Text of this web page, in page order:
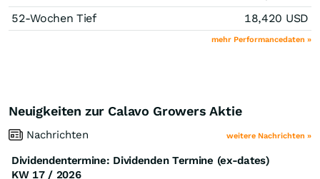
52-Wochen Tief
18,420 USD
mehr Performancedaten »
Neuigkeiten zur Calavo Growers Aktie
Nachrichten weitere Nachrichten »
Dividendentermine: Dividenden Termine (ex-dates)
KW 17 / 2026